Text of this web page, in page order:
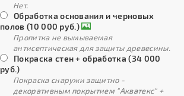
Нет.
Обработка основания и черновых
полов (10 000 руб.)
Пропитка не вымываемая
антисептическая для защиты древесины.
Покраска стен + обработка (34 000
руб.)
Покраска снаружи защитно -
декоративным покрытием "Акватекс" +